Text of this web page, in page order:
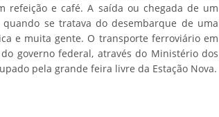
refeição e café. A saída ou chegada de um
se tratava do desembarque de uma
e muita gente. O transporte ferroviário em
governo federal, através do Ministério dos
pela grande feira livre da Estação Nova.